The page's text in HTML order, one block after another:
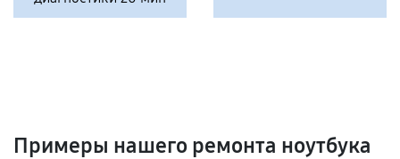
Примеры нашего ремонта ноутбука